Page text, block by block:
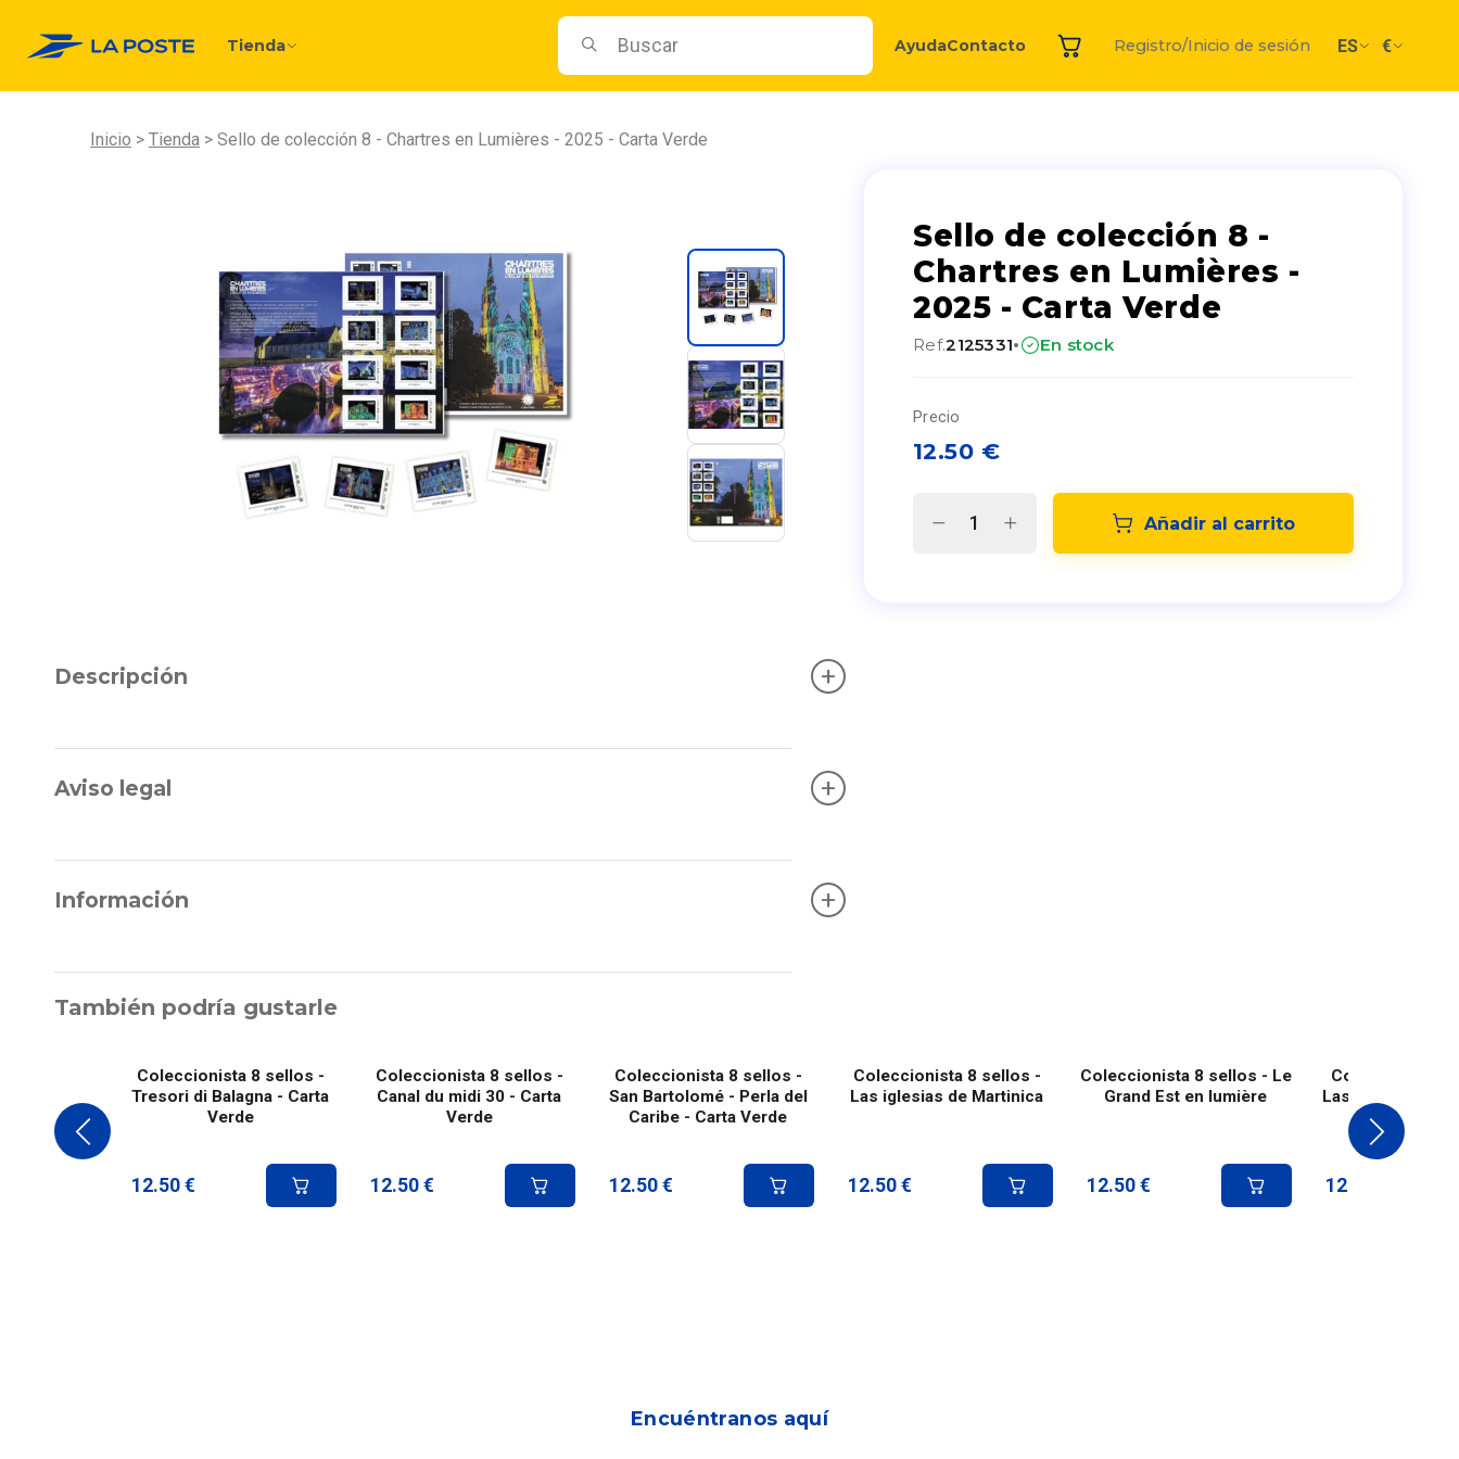
Tienda AyudaContacto Registro/Inicio de sesión ES €
Inicio Tienda Sello de colección 8 - Chartres en Lumières - 2025 - Carta Verde
Sello de colección 8 -
Chartres en Lumières -
2025 - Carta Verde
Ref.2125331· En stock
Precio
12.50 €
Añadir al carrito
Descripción +
Aviso legal +
Información +
También podría gustarle
Coleccionista 8 sellos -
Tresori di Balagna - Carta
Verde
12.50 €
Coleccionista 8 sellos -
Canal du midi 30 - Carta
Verde
12.50 €
Coleccionista 8 sellos -
San Bartolomé - Perla del
Caribe - Carta Verde
12.50 €
Coleccionista 8 sellos -
Las iglesias de Martinica
12.50 €
Coleccionista 8 sellos - Le
Grand Est en lumière
12.50 €
Coleccionista
Las Iglesias de
Carta
12.50
Encuéntranos aquí